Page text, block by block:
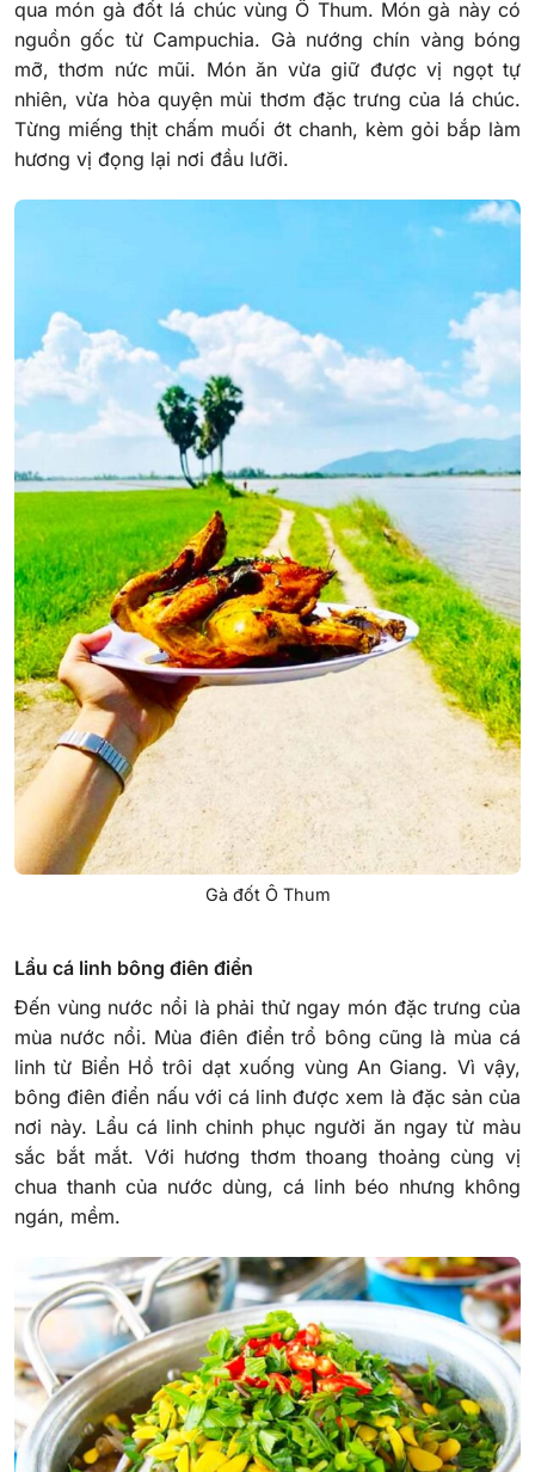
qua món gà đốt lá chúc vùng Ô Thum. Món gà này có
nguồn gốc từ Campuchia. Gà nướng chín vàng bóng
mỡ, thơm nức mũi. Món ăn vừa giữ được vị ngọt tự
nhiên, vừa hòa quyện mùi thơm đặc trưng của lá chúc.
Từng miếng thịt chấm muối ớt chanh, kèm gỏi bắp làm
hương vị đọng lại nơi đầu lưỡi.
Gà đốt Ô Thum
Lẩu cá linh bông điên điển
Đến vùng nước nổi là phải thử ngay món đặc trưng của
mùa nước nổi. Mùa điên điển trổ bông cũng là mùa cá
linh từ Biển Hồ trôi dạt xuống vùng An Giang. Vì vậy,
bông điên điển nấu với cá linh được xem là đặc sản của
nơi này. Lẩu cá linh chinh phục người ăn ngay từ màu
sắc bắt mắt. Với hương thơm thoang thoảng cùng vị
chua thanh của nước dùng, cá linh béo nhưng không
ngán, mềm.